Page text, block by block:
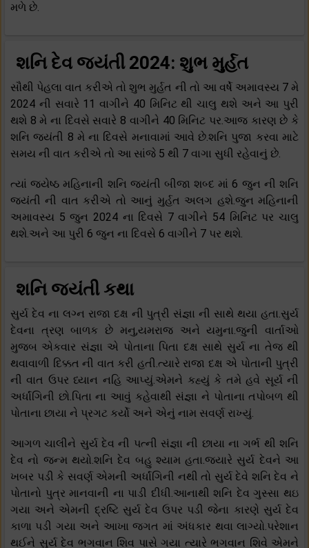
મળે છે.
શનિ દેવ જયંતી 2024: શુભ મુર્હત
સૌથી પેહલા વાત કરીએ તો શુભ મુર્હત ની તો આ વર્ષે અમાવસ્ય 7 મે
2024 ની સવારે 11 વાગીને 40 મિનિટ થી ચાલુ થશે અને આ પુરી
થશે 8 મે ના દિવસે સવારે 8 વાગીને 40 મિનિટ પર.આજ કારણ છે કે
શનિ જયંતી 8 મે ના દિવસે મનાવામાં આવે છે.શનિ પુજા કરવા માટે
સમય ની વાત કરીએ તો આ સાંજે 5 થી 7 વાગા સુધી રહેવાનું છે.
ત્યાં જ્યેષ્ઠ મહિનાની શનિ જયંતી બીજા શબ્દ માં 6 જુન ની શનિ
જયંતી ની વાત કરીએ તો આનું મુર્હત અલગ હશે.જુન મહિનાની
અમાવસ્ય 5 જુન 2024 ના દિવસે 7 વાગીને 54 મિનિટ પર ચાલુ
થશે.અને આ પુરી 6 જુન ના દિવસે 6 વાગીને 7 પર થશે.
શનિ જયંતી કથા
સુર્ય દેવ ના લગ્ન રાજા દક્ષ ની પુત્રી સંજ્ઞા ની સાથે થયા હતા.સુર્ય
દેવના ત્રણ બાળક છે મનુ,યમરાજ અને યમુના.જુની વાર્તાઓ
મુજબ એકવાર સંજ્ઞા એ પોતાના પિતા દક્ષ સાથે સુર્ય ના તેજ થી
થવાવાળી દિક્કત ની વાત કરી હતી.ત્યારે રાજા દક્ષ એ પોતાની પુત્રી
ની વાત ઉપર ધ્યાન નહિ આપ્યું.એમને કહ્યું કે તમે હવે સૂર્ય ની
અર્ધાંગિની છો.પિતા ના આવું કહેવાથી સંજ્ઞા ને પોતાના તપોબળ થી
પોતાના છાયા ને પ્રગટ કર્યો અને એનું નામ સવર્ણ રાખ્યું.
આગળ ચાલીને સુર્ય દેવ ની પત્ની સંજ્ઞા ની છાયા ના ગર્ભ થી શનિ
દેવ નો જન્મ થયો.શનિ દેવ બહુ શ્યામ હતા.જયારે સુર્ય દેવને આ
ખબર પડી કે સવર્ણ એમની અર્ધાંગિની નથી તો સુર્ય દેવે શનિ દેવ ને
પોતાનો પુત્ર માનવાની ના પાડી દીધી.આનાથી શનિ દેવ ગુસ્સા થઇ
ગયા અને એમની દ્રષ્ટિ સુર્ય દેવ ઉપર પડી જેના કારણે સુર્ય દેવ
કાળા પડી ગયા અને આખા જગત માં અંધકાર થવા લાગ્યો.પરેશાન
થઈને સુર્ય દેવ ભગવાન શિવ પાસે ગયા ત્યારે ભગવાન શિવે એમને